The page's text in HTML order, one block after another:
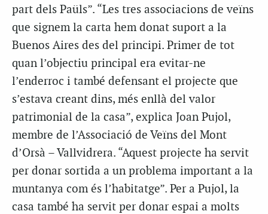
part dels Paüls”. “Les tres associacions de veïns
que signem la carta hem donat suport a la
Buenos Aires des del principi. Primer de tot
quan l’objectiu principal era evitar-ne
l’enderroc i també defensant el projecte que
s’estava creant dins, més enllà del valor
patrimonial de la casa”, explica Joan Pujol,
membre de l’Associació de Veïns del Mont
d’Orsà – Vallvidrera. “Aquest projecte ha servit
per donar sortida a un problema important a la
muntanya com és l’habitatge”. Per a Pujol, la
casa també ha servit per donar espai a molts